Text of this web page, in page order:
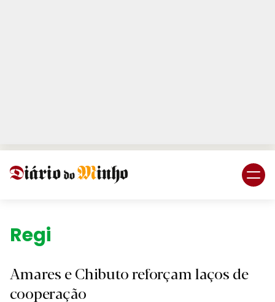
Região.
Amares e Chibuto reforçam laços de
cooperação